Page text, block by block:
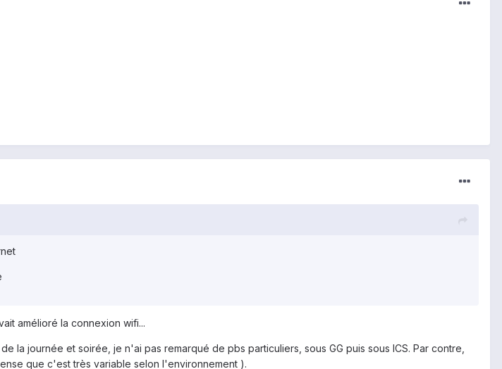
amélioré la connexion wifi...
la journée et soirée, je n'ai pas remarqué de pbs particuliers, sous GG puis sous ICS. Par contre,
que c'est très variable selon l'environnement ).